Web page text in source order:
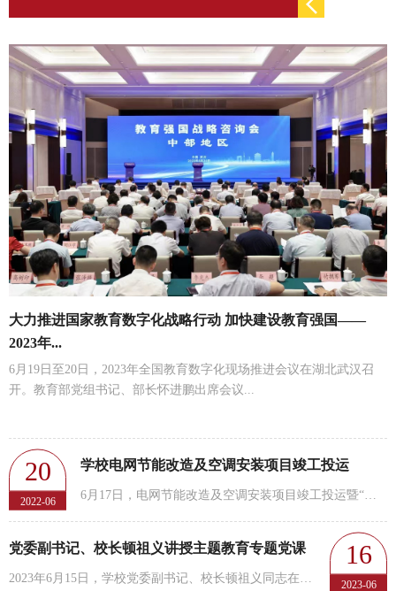
大力推进国家教育数字化战略行动 加快建设教育强国——
2023年...
6月19日至20日，2023年全国教育数字化现场推进会议在湖北武汉召
开。教育部党组书记、部长怀进鹏出席会议...
20
2022-06
学校电网节能改造及空调安装项目竣工投运
16
2023-06
党委副书记、校长顿祖义讲授主题教育专题党课